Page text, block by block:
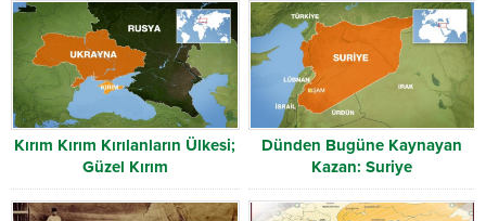
Kırım Kırım Kırılanların Ülkesi;
Güzel Kırım
Dünden Bugüne Kaynayan
Kazan: Suriye